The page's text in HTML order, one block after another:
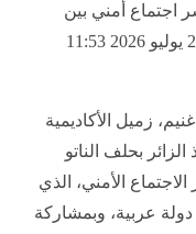
اجتماع أمني بين
أمريكا و12 دولة عربية بالبحرين, اليوم الخميس 2 يوليو 2026 11:53
زميل الأكاديمية
الزائر بحلف الناتو
الأمني، الذي
عقدته أمريكا، أمس الأربعاء، في البحرين مع 12 دولة عربية، وبمشاركة